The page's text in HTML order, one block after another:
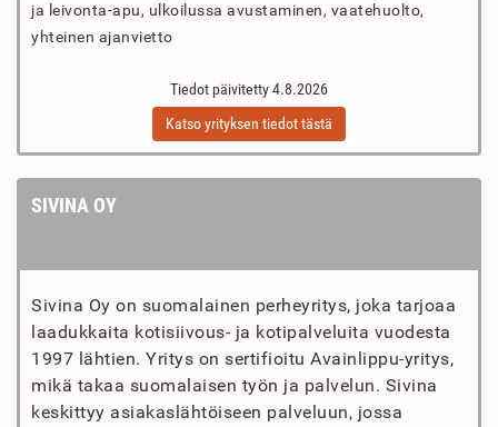
ja leivonta-apu, ulkoilussa avustaminen, vaatehuolto,
yhteinen ajanvietto
Tiedot päivitetty 4.8.2026
Katso yrityksen tiedot tästä
SIVINA OY
Sivina Oy on suomalainen perheyritys, joka tarjoaa
laadukkaita kotisiivous- ja kotipalveluita vuodesta
1997 lähtien. Yritys on sertifioitu Avainlippu-yritys,
mikä takaa suomalaisen työn ja palvelun. Sivina
keskittyy asiakaslähtöiseen palveluun, jossa